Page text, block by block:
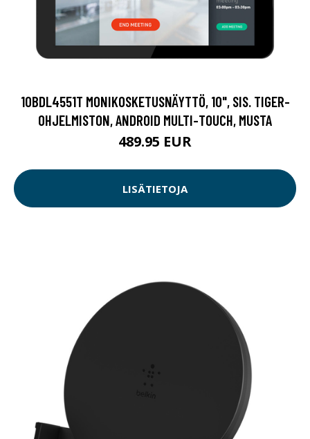
10BDL4551T MONIKOSKETUSNÄYTTÖ, 10", SIS. TIGER-
OHJELMISTON, ANDROID MULTI-TOUCH, MUSTA
489.95 EUR
LISÄTIETOJA